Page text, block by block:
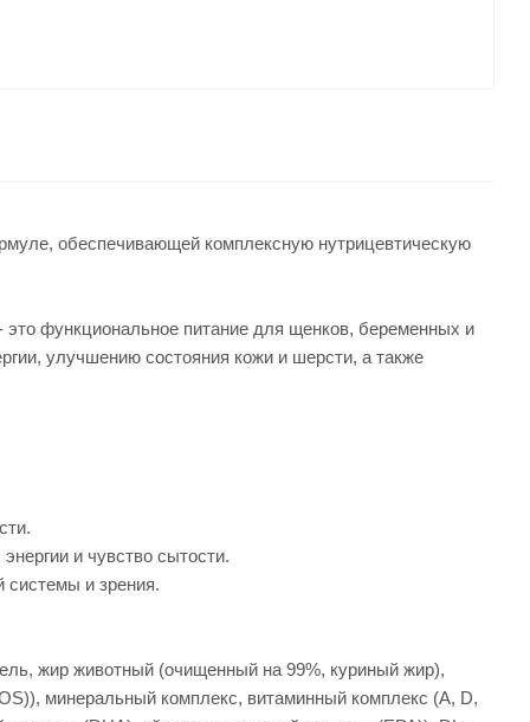
обеспечивающей комплексную нутрицевтическую
функциональное питание для щенков, беременных и
улучшению состояния кожи и шерсти, а также
и чувство сытости.
и зрения.
жир животный (очищенный на 99%, куриный жир),
минеральный комплекс, витаминный комплекс (A, D,